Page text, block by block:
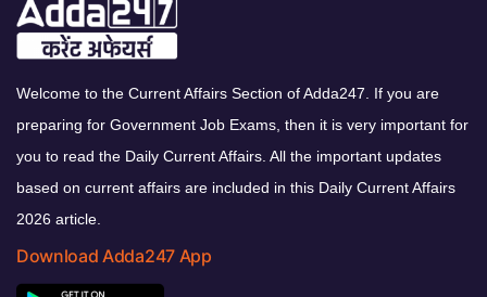
Welcome to the Current Affairs Section of Adda247. If you are
preparing for Government Job Exams, then it is very important for
you to read the Daily Current Affairs. All the important updates
based on current affairs are included in this Daily Current Affairs
2026 article.
Download Adda247 App